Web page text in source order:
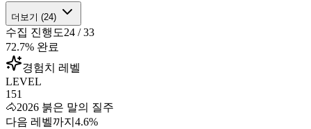
더보기 (24)
수집 진행도24 /33
72.7% 완료
경험치 레벨
LEVEL
151
🐴2026 붉은 말의 질주
다음 레벨까지 4.6%